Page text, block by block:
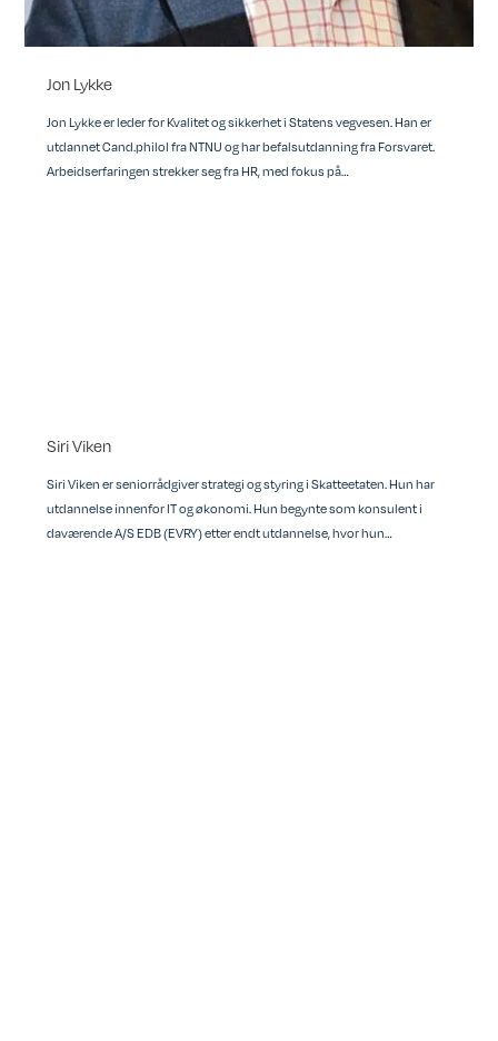
Jon Lykke
Jon Lykke er leder for Kvalitet og sikkerhet i Statens vegvesen. Han er
utdannet Cand.philol fra NTNU og har befalsutdanning fra Forsvaret.
Arbeidserfaringen strekker seg fra HR, med fokus på…
Siri Viken
Siri Viken er seniorrådgiver strategi og styring i Skatteetaten. Hun har
utdannelse innenfor IT og økonomi. Hun begynte som konsulent i
daværende A/S EDB (EVRY) etter endt utdannelse, hvor hun…